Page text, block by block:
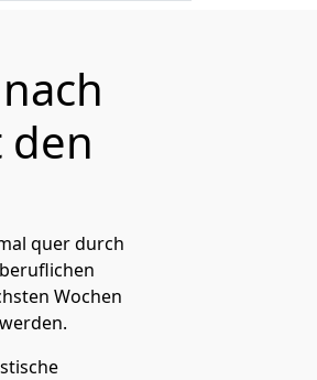
quer durch
Wochen